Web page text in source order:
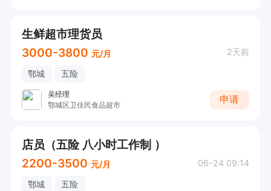
生鲜超市理货员
3000-3800 元/月 2天前
鄂城 五险
吴经理
鄂城区卫佳民食品超市
申请
店员（五险 八小时工作制 ）
2200-3500 元/月 06-24 09:14
鄂城 五险